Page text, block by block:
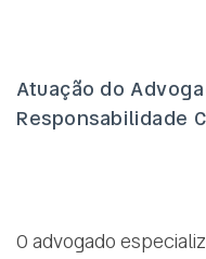
Atuação do
Responsabilidade
O advogado